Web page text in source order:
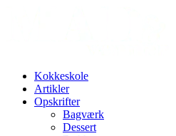
Kokkeskole
Artikler
Opskrifter
Bagværk
Dessert